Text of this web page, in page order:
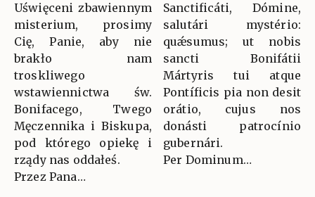
Uświęceni zbawiennym
misterium, prosimy
Cię, Panie, aby nie
brakło nam
troskliwego
wstawiennictwa św.
Bonifacego, Twego
Męczennika i Biskupa,
pod którego opiekę i
rządy nas oddałeś.
Przez Pana…
Sanctificáti, Dómine,
salutári mystério:
quǽsumus; ut nobis
sancti Bonifátii
Mártyris tui atque
Pontíficis pia non desit
orátio, cujus nos
donásti patrocínio
gubernári.
Per Dominum…